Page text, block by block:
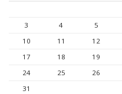
3
4 5
10
11 12
17
18 19
24
25 26
31